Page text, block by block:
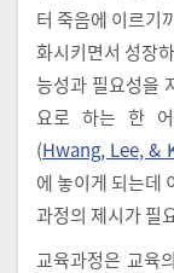
터 죽음에 이르기
화시키면서 성장
능성과 필요성을
요로 하는 한
(Hwang, Lee, &
에 놓이게 되는데
과정의 제시가 필
교육과정은 교육